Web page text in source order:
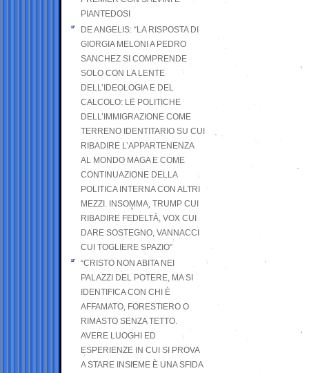
PIANTEDOSI
DE ANGELIS: “LA RISPOSTA DI
GIORGIA MELONI A PEDRO
SANCHEZ SI COMPRENDE
SOLO CON LA LENTE
DELL’IDEOLOGIA E DEL
CALCOLO: LE POLITICHE
DELL’IMMIGRAZIONE COME
TERRENO IDENTITARIO SU CUI
RIBADIRE L’APPARTENENZA
AL MONDO MAGA E COME
CONTINUAZIONE DELLA
POLITICA INTERNA CON ALTRI
MEZZI. INSOMMA, TRUMP CUI
RIBADIRE FEDELTÀ, VOX CUI
DARE SOSTEGNO, VANNACCI
CUI TOGLIERE SPAZIO”
“CRISTO NON ABITA NEI
PALAZZI DEL POTERE, MA SI
IDENTIFICA CON CHI È
AFFAMATO, FORESTIERO O
RIMASTO SENZA TETTO.
AVERE LUOGHI ED
ESPERIENZE IN CUI SI PROVA
A STARE INSIEME È UNA SFIDA